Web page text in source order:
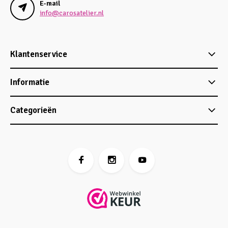
E-mail
info@carosatelier.nl
Klantenservice
Informatie
Categorieën